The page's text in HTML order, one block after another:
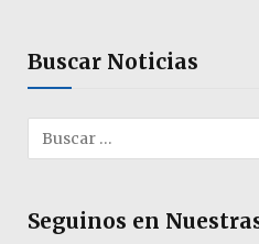
Buscar Noticias
Seguinos en